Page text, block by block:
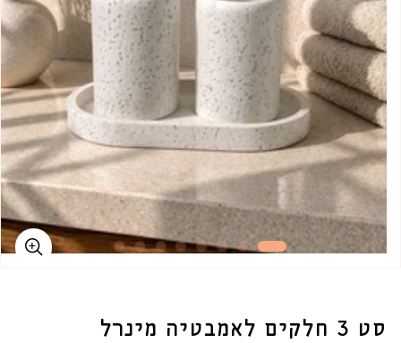
סט 3 חלקים לאמבטיה מינרל